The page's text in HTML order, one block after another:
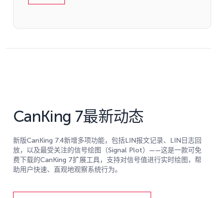
CanKing 7最新动态
新版CanKing 7.4新增多项功能，包括LIN报文记录、LIN日志回
放，以及最受关注的信号绘图（Signal Plot）——这是一款可免
费下载的CanKing 7扩展工具，支持对信号值进行实时绘图，帮
助用户快速、直观地观察系统行为。